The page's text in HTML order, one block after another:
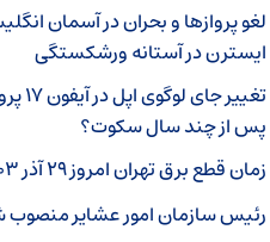
لغو پروازها و بحران در آسمان
ایسترن در آستانه ورشکستگی
پس از چند سال سکوت؟
زمان قطع برق تهران امروز ۲۹ آذر ۱۴۰۳
رئیس سازمان امور عشایر